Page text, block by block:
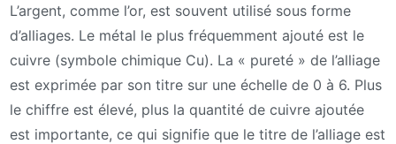
L’argent, comme l’or, est souvent utilisé sous forme
d’alliages. Le métal le plus fréquemment ajouté est le
cuivre (symbole chimique Cu). La « pureté » de l’alliage
est exprimée par son titre sur une échelle de 0 à 6. Plus
le chiffre est élevé, plus la quantité de cuivre ajoutée
est importante, ce qui signifie que le titre de l’alliage est